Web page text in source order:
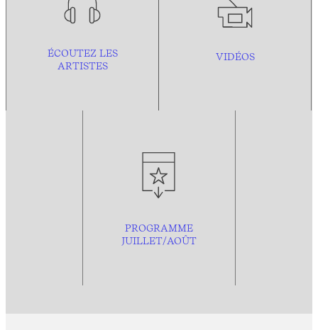
ÉCOUTEZ LES
ARTISTES
VIDÉOS
PROGRAMME
JUILLET/AOÛT